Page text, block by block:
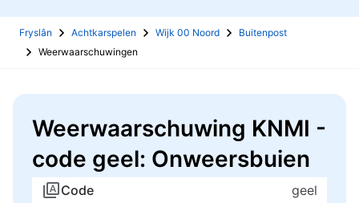
Fryslân Achtkarspelen Wijk 00 Noord
Buitenpost
Weerwaarschuwingen
Weerwaarschuwing KNMI -
code geel: Onweersbuien
Code
geel